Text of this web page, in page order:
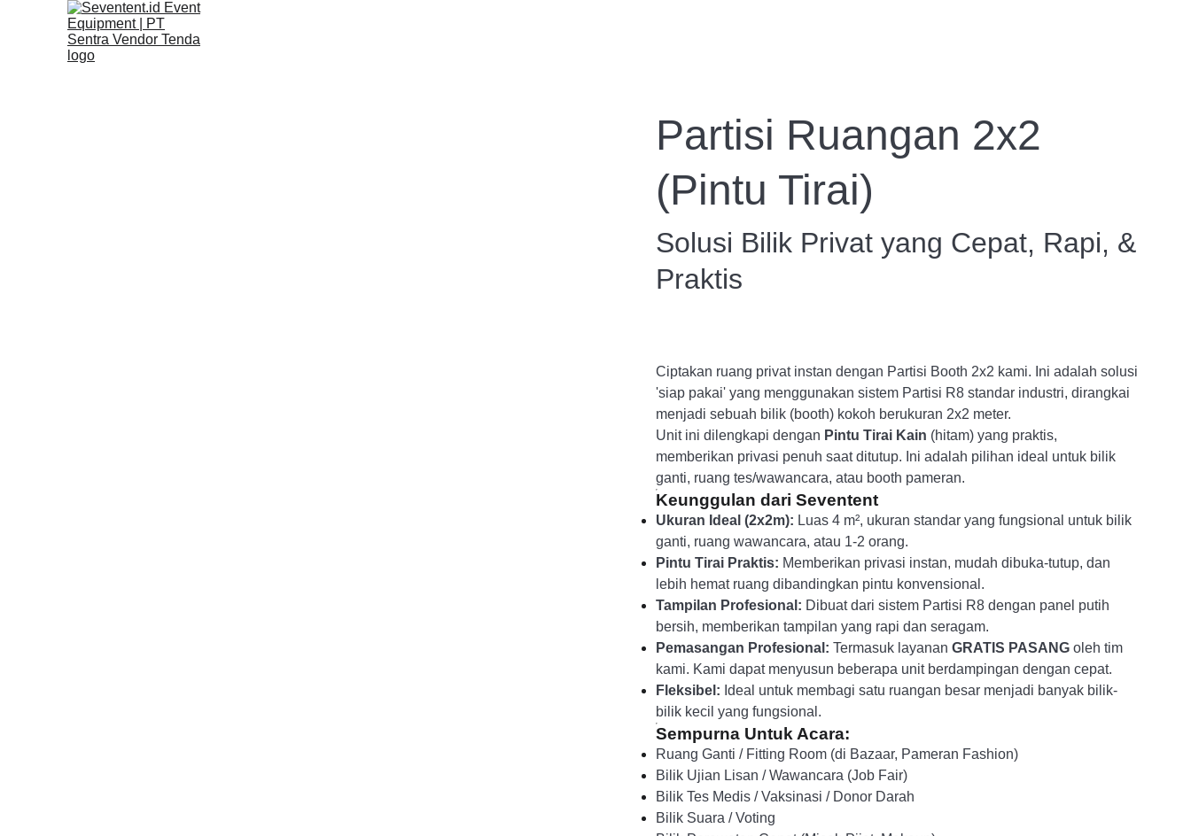
Partisi Ruangan 2x2
(Pintu Tirai)
Solusi Bilik Privat yang Cepat, Rapi, &
Praktis
Ciptakan ruang privat instan dengan Partisi Booth 2x2 kami. Ini adalah solusi
'siap pakai' yang menggunakan sistem Partisi R8 standar industri, dirangkai
menjadi sebuah bilik (booth) kokoh berukuran 2x2 meter.
Unit ini dilengkapi dengan Pintu Tirai Kain (hitam) yang praktis,
memberikan privasi penuh saat ditutup. Ini adalah pilihan ideal untuk bilik
ganti, ruang tes/wawancara, atau booth pameran.
Keunggulan dari Seventent
Ukuran Ideal (2x2m): Luas 4 m², ukuran standar yang fungsional untuk bilik
ganti, ruang wawancara, atau 1-2 orang.
Pintu Tirai Praktis: Memberikan privasi instan, mudah dibuka-tutup, dan
lebih hemat ruang dibandingkan pintu konvensional.
Tampilan Profesional: Dibuat dari sistem Partisi R8 dengan panel putih
bersih, memberikan tampilan yang rapi dan seragam.
Pemasangan Profesional: Termasuk layanan GRATIS PASANG oleh tim
kami. Kami dapat menyusun beberapa unit berdampingan dengan cepat.
Fleksibel: Ideal untuk membagi satu ruangan besar menjadi banyak bilik-
bilik kecil yang fungsional.
Sempurna Untuk Acara:
Ruang Ganti / Fitting Room (di Bazaar, Pameran Fashion)
Bilik Ujian Lisan / Wawancara (Job Fair)
Bilik Tes Medis / Vaksinasi / Donor Darah
Bilik Suara / Voting